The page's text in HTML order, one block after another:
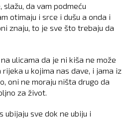
da vam podmeću
otimaju i srce i dušu a onda i
znaju, to je sve što trebaju da
ulicama da je ni kiša ne može
u kojima nas dave, i jama iz
oni ne moraju ništa drugo da
za život.
ubijaju sve dok ne ubiju i